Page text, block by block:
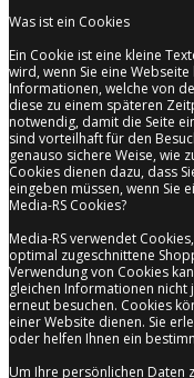
Was ist ein Cookies
Ein Cookie ist eine kleine
wird, wenn Sie eine
Informationen, welche von
diese zu einem späteren
notwendig, damit die Seite
sind vorteilhaft für den
genauso sichere Weise, wie
Cookies dienen dazu, dass
eingeben müssen, wenn Sie
Media-RS Cookies?
Media-RS verwendet
optimal zugeschnittene
Verwendung von Cookies
gleichen Informationen nicht
erneut besuchen. Cookies
einer Website dienen. Sie
oder helfen Ihnen ein
Um Ihre persönlichen Daten